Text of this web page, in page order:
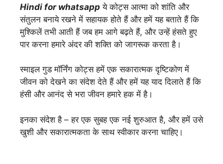
Hindi for whatsapp ये कोट्स आत्मा को शांति और
संतुलन बनाये रखने में सहायक होते हैं और हमें यह बताते हैं कि
मुश्किलें तभी आती हैं जब हम आगे बढ़ते हैं, और उन्हें हंसते हुए
पार करना हमारे अंदर की शक्ति को जागरूक करता है।
स्माइल गुड मॉर्निंग कोट्स हमें एक सकारात्मक दृष्टिकोण में
जीवन को देखने का संदेश देते हैं और हमें यह याद दिलाते हैं कि
हंसी और आनंद से भरा जीवन हमारे हक में है।
इनका संदेश है – हर एक सुबह एक नई शुरुआत है, और हमें उसे
खुशी और सकारात्मकता के साथ स्वीकार करना चाहिए।